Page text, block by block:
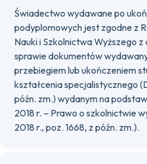
Świadectwo wydawane po
podyplomowych jest zgodne z
Nauki i Szkolnictwa Wyższego z
sprawie dokumentów
przebiegiem lub ukończeniem
kształcenia specjalistycznego
późn. zm.) wydanym na
2018 r. – Prawo o szkolnictwie
2018 r., poz. 1668, z późn. zm.).